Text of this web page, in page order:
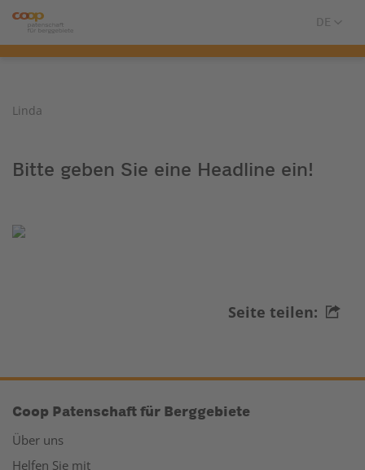
Linda
Bitte geben Sie eine Headline ein!
Seite teilen:
Coop Patenschaft für Berggebiete
Über uns
Helfen Sie mit